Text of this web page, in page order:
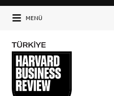
MENÜ